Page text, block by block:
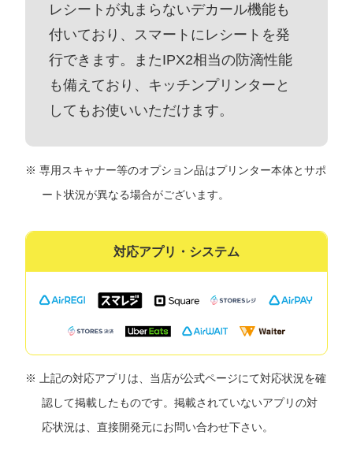
レシートが丸まらないデカール機能も
付いており、スマートにレシートを発
行できます。またIPX2相当の防滴性能
も備えており、キッチンプリンターと
してもお使いいただけます。
専用スキャナー等のオプション品はプリンター本体とサポ
ート状況が異なる場合がございます。
上記の対応アプリは、当店が公式ページにて対応状況を確
認して掲載したものです。掲載されていないアプリの対
応状況は、直接開発元にお問い合わせ下さい。